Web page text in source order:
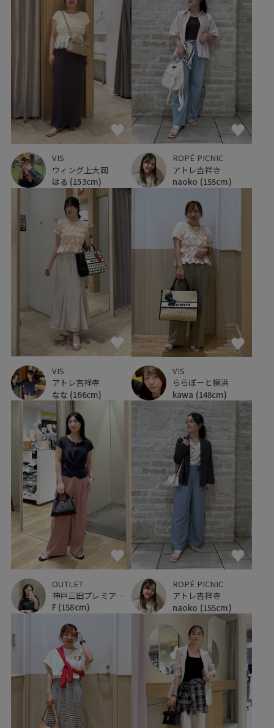
VIS
ウィング上大岡
はる (153cm)
ROPÉ PICNIC
アトレ吉祥寺
naoko (155cm)
VIS
アトレ吉祥寺
なな (166cm)
VIS
ららぽーと横浜
kawa (148cm)
OUTLET
神戸三田プレミアム・アウトレット
F (158cm)
ROPÉ PICNIC
アトレ吉祥寺
naoko (155cm)